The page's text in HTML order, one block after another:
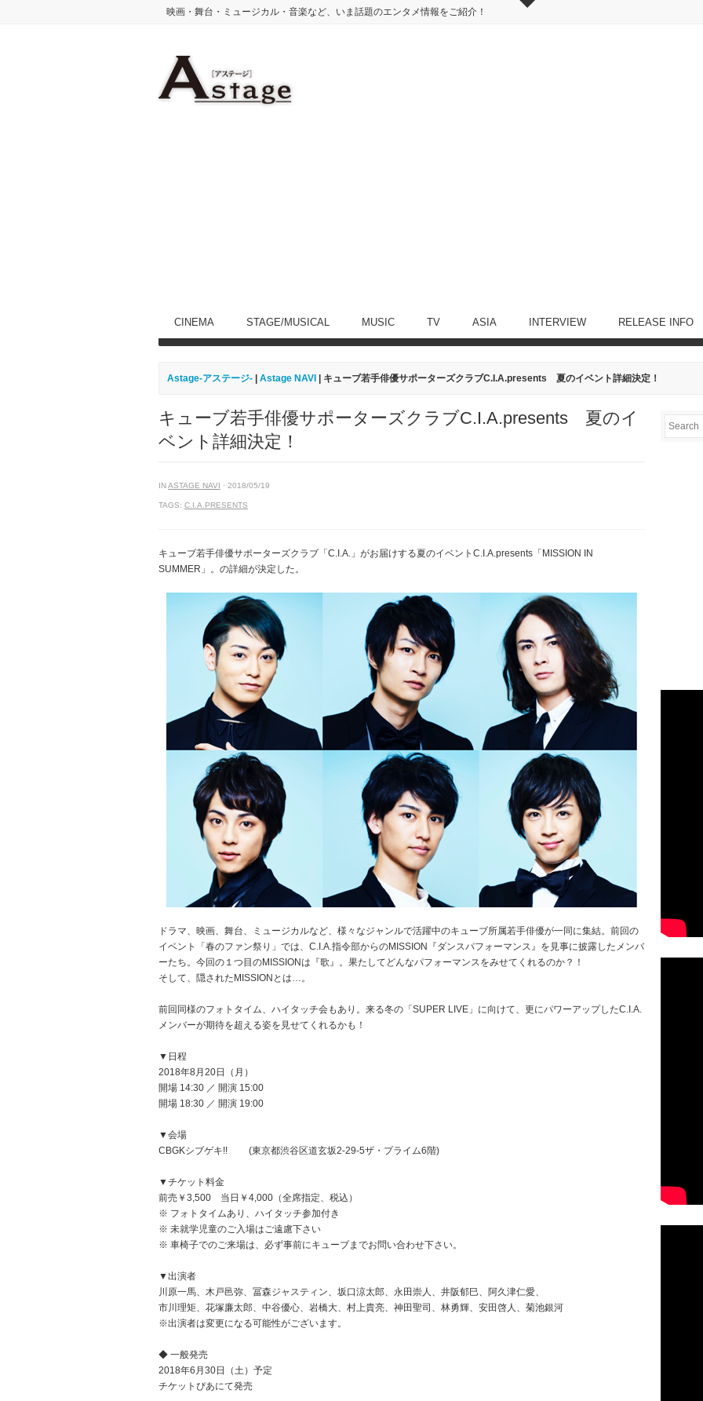
映画・舞台・ミュージカル・音楽など、いま話題のエンタメ情報をご紹介！
CINEMA STAGE/MUSICAL MUSIC TV ASIA INTERVIEW RELEASE INFO
Astage-アステージ- Astage NAVI | キューブ若手俳優サポーターズクラブC.I.A.presents 夏のイベント詳細決定！
キューブ若手俳優サポーターズクラブC.I.A.presents 夏のイ
ベント詳細決定！
INASTAGE NAVI · 2018/05/19
TAGS: C.I.A.PRESENTS
キューブ若手俳優サポーターズクラブ「C.I.A.」がお届けする夏のイベントC.I.A.presents「MISSION IN
SUMMER」。の詳細が決定した。
ドラマ、映画、舞台、ミュージカルなど、様々なジャンルで活躍中のキューブ所属若手俳優が一同に集結。前回の
イベント「春のファン祭り」では、C.I.A.指令部からのMISSION『ダンスパフォーマンス』を見事に披露したメンバ
ーたち。今回の１つ目のMISSIONは『歌』。果たしてどんなパフォーマンスをみせてくれるのか？！
そして、隠されたMISSIONとは…。
前回同様のフォトタイム、ハイタッチ会もあり。来る冬の「SUPER LIVE」に向けて、更にパワーアップしたC.I.A.
メンバーが期待を超える姿を見せてくれるかも！
▼日程
2018年8月20日（月）
開場 14:30 ／ 開演 15:00
開場 18:30 ／ 開演 19:00
▼会場
CBGKシブゲキ!! (東京都渋谷区道玄坂2-29-5ザ・プライム6階)
▼チケット料金
前売￥3,500 当日￥4,000（全席指定、税込）
※ フォトタイムあり、ハイタッチ参加付き
※ 未就学児童のご入場はご遠慮下さい
※ 車椅子でのご来場は、必ず事前にキューブまでお問い合わせ下さい。
▼出演者
川原一馬、木戸邑弥、冨森ジャスティン、坂口涼太郎、永田崇人、井阪郁巳、阿久津仁愛、
市川理矩、花塚廉太郎、中谷優心、岩橋大、村上貴亮、神田聖司、林勇輝、安田啓人、菊池銀河
※出演者は変更になる可能性がございます。
◆ 一般発売
2018年6月30日（土）予定
チケットぴあにて発売